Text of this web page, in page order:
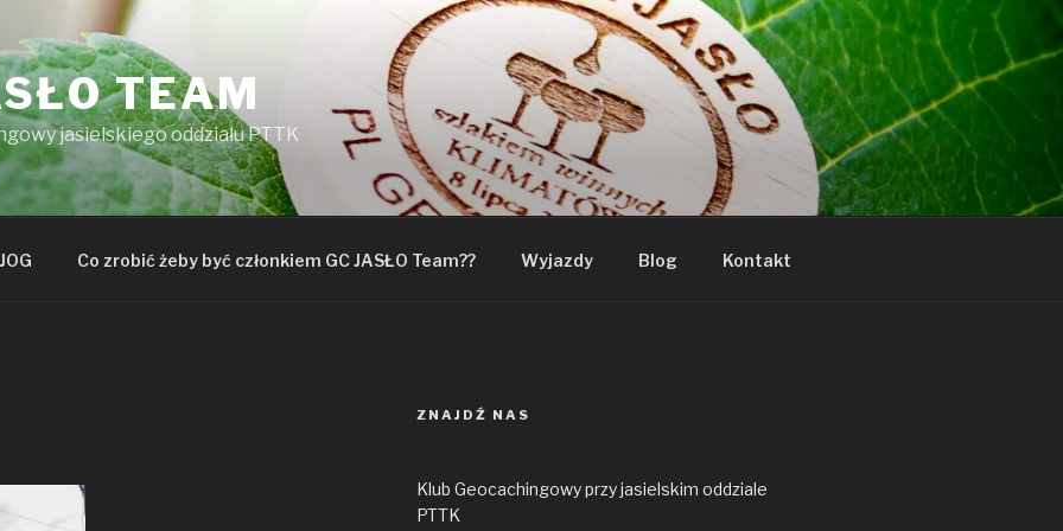
TEAM
jasielskiego oddziału PTTK
Co zrobić żeby być członkiem GC JASŁO Team?? Wyjazdy Blog Kontakt
ZNAJDŹ NAS
Klub Geocachingowy przy jasielskim oddziale
PTTK